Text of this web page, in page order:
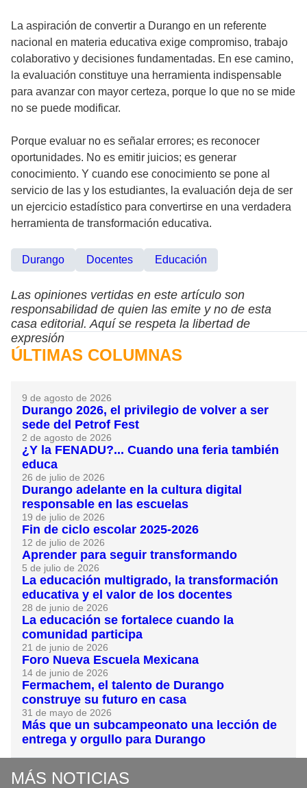
La aspiración de convertir a Durango en un referente
nacional en materia educativa exige compromiso, trabajo
colaborativo y decisiones fundamentadas. En ese camino,
la evaluación constituye una herramienta indispensable
para avanzar con mayor certeza, porque lo que no se mide
no se puede modificar.
Porque evaluar no es señalar errores; es reconocer
oportunidades. No es emitir juicios; es generar
conocimiento. Y cuando ese conocimiento se pone al
servicio de las y los estudiantes, la evaluación deja de ser
un ejercicio estadístico para convertirse en una verdadera
herramienta de transformación educativa.
Durango Docentes Educación
Las opiniones vertidas en este artículo son
responsabilidad de quien las emite y no de esta
casa editorial. Aquí se respeta la libertad de
expresión
ÚLTIMAS COLUMNAS
9 de agosto de 2026
Durango 2026, el privilegio de volver a ser
sede del Petrof Fest
2 de agosto de 2026
¿Y la FENADU?... Cuando una feria también
educa
26 de julio de 2026
Durango adelante en la cultura digital
responsable en las escuelas
19 de julio de 2026
Fin de ciclo escolar 2025-2026
12 de julio de 2026
Aprender para seguir transformando
5 de julio de 2026
La educación multigrado, la transformación
educativa y el valor de los docentes
28 de junio de 2026
La educación se fortalece cuando la
comunidad participa
21 de junio de 2026
Foro Nueva Escuela Mexicana
14 de junio de 2026
Fermachem, el talento de Durango
construye su futuro en casa
31 de mayo de 2026
Más que un subcampeonato una lección de
entrega y orgullo para Durango
MÁS NOTICIAS